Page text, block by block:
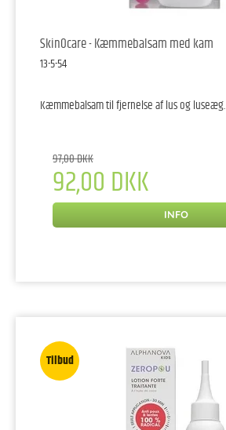
SkinOcare - Kæmmebalsam med kam
13-5-54
Kæmmebalsam til fjernelse af lus og luseæg.
97,00 DKK
92,00 DKK
INFO
Tilbud